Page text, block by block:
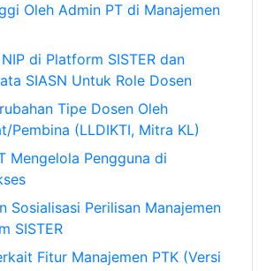
Oleh Admin PT di Manajemen
di Platform SISTER dan
SIASN Untuk Role Dosen
Tipe Dosen Oleh
Pembina (LLDIKTI, Mitra KL)
Mengelola Pengguna di
Sosialisasi Perilisan Manajemen
SISTER
Fitur Manajemen PTK (Versi